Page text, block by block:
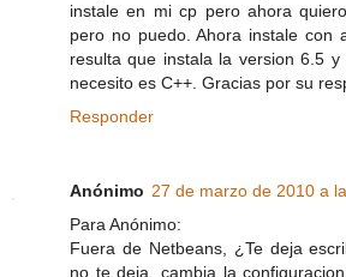
instale en mi cp pero ahora
pero no puedo. Ahora instale con
resulta que instala la version 6.5
necesito es C++. Gracias por su
Responder
Anónimo 27 de marzo de 2010 a
Para Anónimo:
Fuera de Netbeans, ¿Te deja
no te deja, cambia la